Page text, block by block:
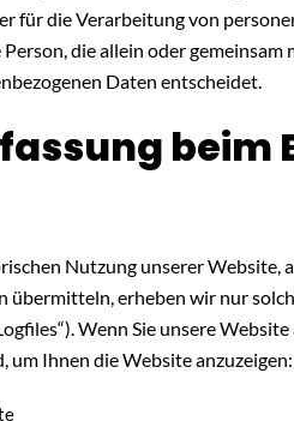
für die Verarbeitung von
Person, die allein oder
Daten entscheidet.
beim
Nutzung unserer Website,
erheben wir nur
Wenn Sie unsere
um Ihnen die Website anzuzeigen: